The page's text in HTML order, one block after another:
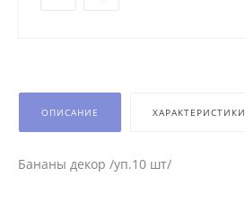
ОПИСАНИЕ ХАРАКТЕРИСТИКИ
Бананы декор /уп.10 шт/